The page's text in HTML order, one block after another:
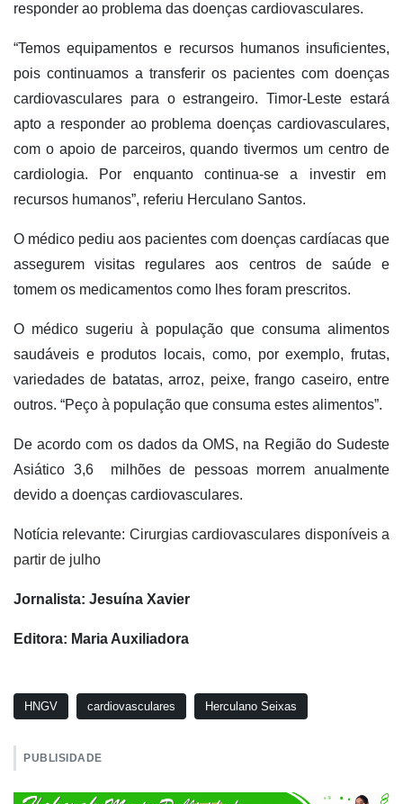
responder ao problema das doenças cardiovasculares.
“Temos equipamentos e recursos humanos insuficientes,
pois continuamos a transferir os pacientes com doenças
cardiovasculares para o estrangeiro. Timor-Leste estará
apto a responder ao problema doenças cardiovasculares,
com o apoio de parceiros, quando tivermos um centro de
cardiologia. Por enquanto continua-se a investir em
recursos humanos”, referiu Herculano Santos.
O médico pediu aos pacientes com doenças cardíacas que
assegurem visitas regulares aos centros de saúde e
tomem os medicamentos como lhes foram prescritos.
O médico sugeriu à população que consuma alimentos
saudáveis e produtos locais, como, por exemplo, frutas,
variedades de batatas, arroz, peixe, frango caseiro, entre
outros. “Peço à população que consuma estes alimentos”.
De acordo com os dados da OMS, na Região do Sudeste
Asiático 3,6 milhões de pessoas morrem anualmente
devido a doenças cardiovasculares.
Notícia relevante: Cirurgias cardiovasculares disponíveis a
partir de julho
Jornalista: Jesuína Xavier
Editora: Maria Auxiliadora
HNGV cardiovasculares Herculano Seixas
PUBLISIDADE